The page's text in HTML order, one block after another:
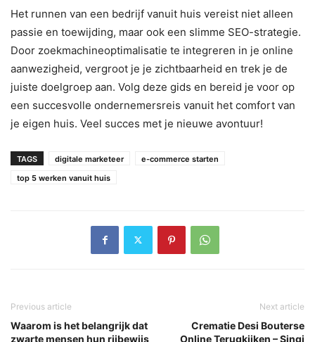
Het runnen van een bedrijf vanuit huis vereist niet alleen
passie en toewijding, maar ook een slimme SEO-strategie.
Door zoekmachineoptimalisatie te integreren in je online
aanwezigheid, vergroot je je zichtbaarheid en trek je de
juiste doelgroep aan. Volg deze gids en bereid je voor op
een succesvolle ondernemersreis vanuit het comfort van
je eigen huis. Veel succes met je nieuwe avontuur!
TAGS digitale marketeer
e-commerce starten
top 5 werken vanuit huis
Previous article
Waarom is het belangrijk dat
zwarte mensen hun rijbewijs
Next article
Crematie Desi Bouterse
Online Terugkijken – Singi